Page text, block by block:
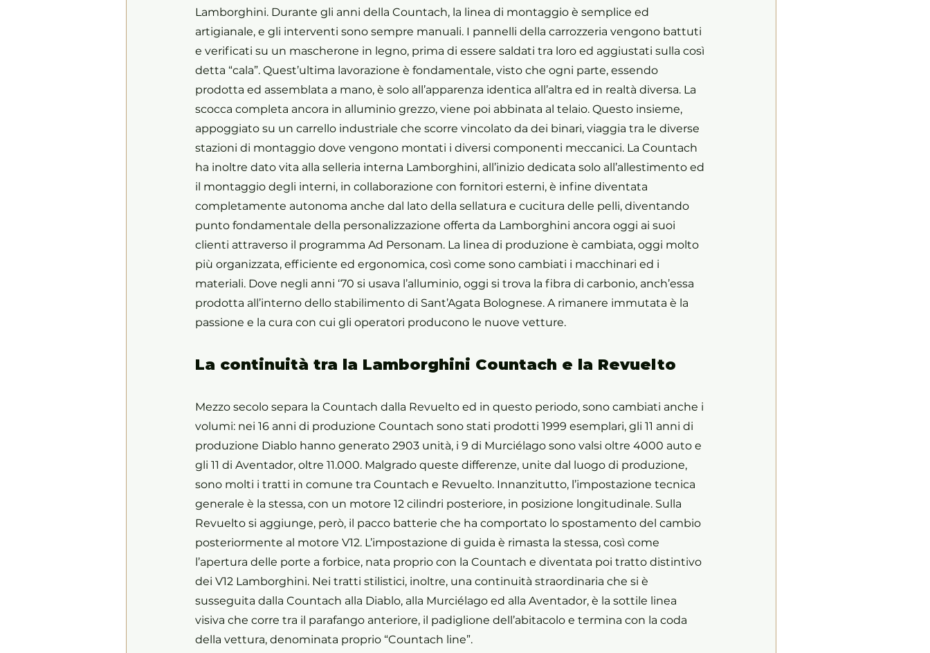
Lamborghini. Durante gli anni della Countach, la linea di montaggio è semplice ed
artigianale, e gli interventi sono sempre manuali. I pannelli della carrozzeria vengono battuti
e verificati su un mascherone in legno, prima di essere saldati tra loro ed aggiustati sulla così
detta “cala”. Quest’ultima lavorazione è fondamentale, visto che ogni parte, essendo
prodotta ed assemblata a mano, è solo all’apparenza identica all’altra ed in realtà diversa. La
scocca completa ancora in alluminio grezzo, viene poi abbinata al telaio. Questo insieme,
appoggiato su un carrello industriale che scorre vincolato da dei binari, viaggia tra le diverse
stazioni di montaggio dove vengono montati i diversi componenti meccanici. La Countach
ha inoltre dato vita alla selleria interna Lamborghini, all’inizio dedicata solo all’allestimento ed
il montaggio degli interni, in collaborazione con fornitori esterni, è infine diventata
completamente autonoma anche dal lato della sellatura e cucitura delle pelli, diventando
punto fondamentale della personalizzazione offerta da Lamborghini ancora oggi ai suoi
clienti attraverso il programma Ad Personam. La linea di produzione è cambiata, oggi molto
più organizzata, efficiente ed ergonomica, così come sono cambiati i macchinari ed i
materiali. Dove negli anni ‘70 si usava l’alluminio, oggi si trova la fibra di carbonio, anch’essa
prodotta all’interno dello stabilimento di Sant’Agata Bolognese. A rimanere immutata è la
passione e la cura con cui gli operatori producono le nuove vetture.
La continuità tra la Lamborghini Countach e la Revuelto
Mezzo secolo separa la Countach dalla Revuelto ed in questo periodo, sono cambiati anche i
volumi: nei 16 anni di produzione Countach sono stati prodotti 1999 esemplari, gli 11 anni di
produzione Diablo hanno generato 2903 unità, i 9 di Murciélago sono valsi oltre 4000 auto e
gli 11 di Aventador, oltre 11.000. Malgrado queste differenze, unite dal luogo di produzione,
sono molti i tratti in comune tra Countach e Revuelto. Innanzitutto, l’impostazione tecnica
generale è la stessa, con un motore 12 cilindri posteriore, in posizione longitudinale. Sulla
Revuelto si aggiunge, però, il pacco batterie che ha comportato lo spostamento del cambio
posteriormente al motore V12. L’impostazione di guida è rimasta la stessa, così come
l’apertura delle porte a forbice, nata proprio con la Countach e diventata poi tratto distintivo
dei V12 Lamborghini. Nei tratti stilistici, inoltre, una continuità straordinaria che si è
susseguita dalla Countach alla Diablo, alla Murciélago ed alla Aventador, è la sottile linea
visiva che corre tra il parafango anteriore, il padiglione dell’abitacolo e termina con la coda
della vettura, denominata proprio “Countach line”.